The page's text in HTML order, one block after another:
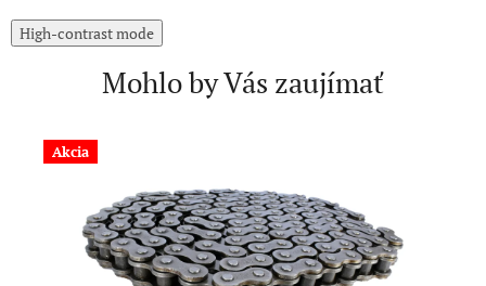
High-contrast mode
Mohlo by Vás zaujímať
Akcia